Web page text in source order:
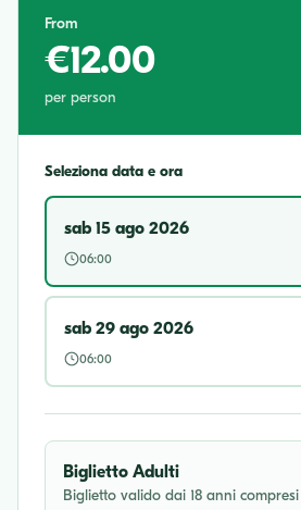
From
€12.00
per person
Seleziona data e ora
sab 15 ago 2026
06:00
sab 29 ago 2026
06:00
Biglietto Adulti
Biglietto valido dai 18 anni